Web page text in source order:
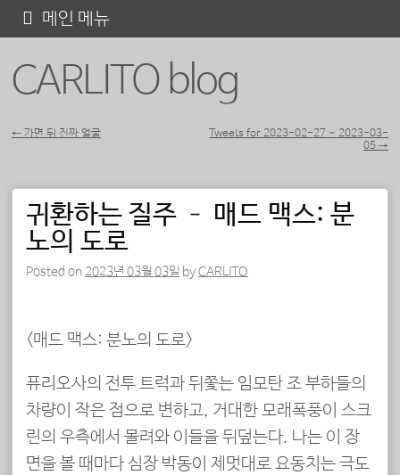
CARLITO blog
메인 메뉴
텐
← 가면 뒤 진짜 얼굴
Tweets for 2023-02-27 ~ 2023-03-
05 →
귀환하는 질주 – 매드 맥스: 분
노의 도로
Posted on 2023년 03월 03일 byCARLITO
<매드 맥스: 분노의 도로>
퓨리오사의 전투 트럭과 뒤쫓는 임모탄 조 부하들의
차량이 작은 점으로 변하고, 거대한 모래폭풍이 스크
린의 우측에서 몰려와 이들을 뒤덮는다. 나는 이 장
면을 볼 때마다 심장 박동이 제멋대로 요동치는 극도